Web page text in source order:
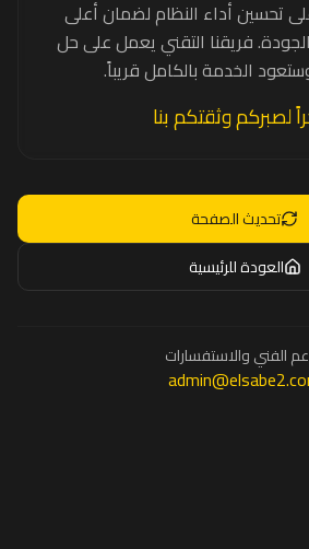
تحسين أداء النظام لضمان أعلى
فريقنا التقني يعمل على حل
الخدمة بالكامل قريباً.
لصبركم وثقتكم بنا
تحديث الصفحة
العودة للرئيسية
الفني والاستفسارات